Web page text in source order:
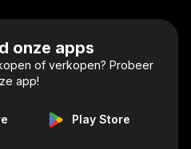
onze apps
of verkopen? Probeer
app!
Play Store